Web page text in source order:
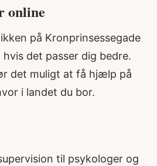
online
på Kronprinsessegade
det passer dig bedre.
det muligt at få hjælp på
i landet du bor.
til psykologer og